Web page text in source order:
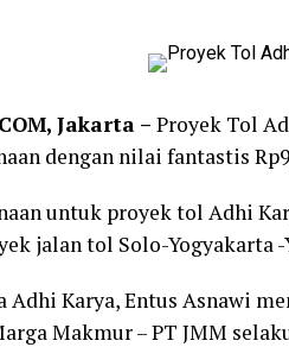
Jakarta – Proyek Tol
dengan nilai fantastis
untuk proyek tol Adhi
jalan tol Solo-Yogyakarta
Karya, Entus Asnawi
Makmur – PT JMM